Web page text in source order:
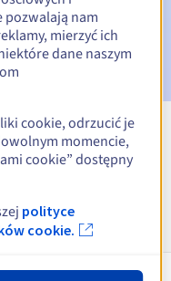
powiadamiający o
.tax
nam
mierzyć ich
dane naszym
cookie, odrzucić je
momencie,
cookie” dostępny
polityce
cookie.